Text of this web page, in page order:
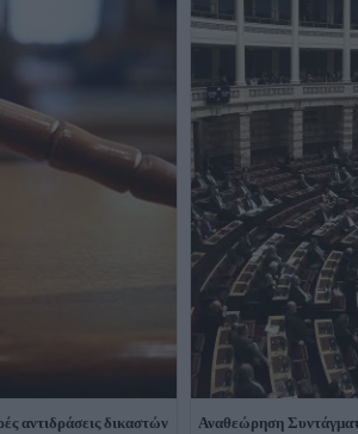
αντιδράσεις δικαστών
Αναθεώρηση